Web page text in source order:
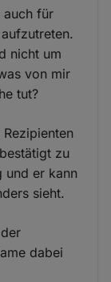
auch für
nicht um
von mir
tut?
zu
und er kann
sieht.
dabei